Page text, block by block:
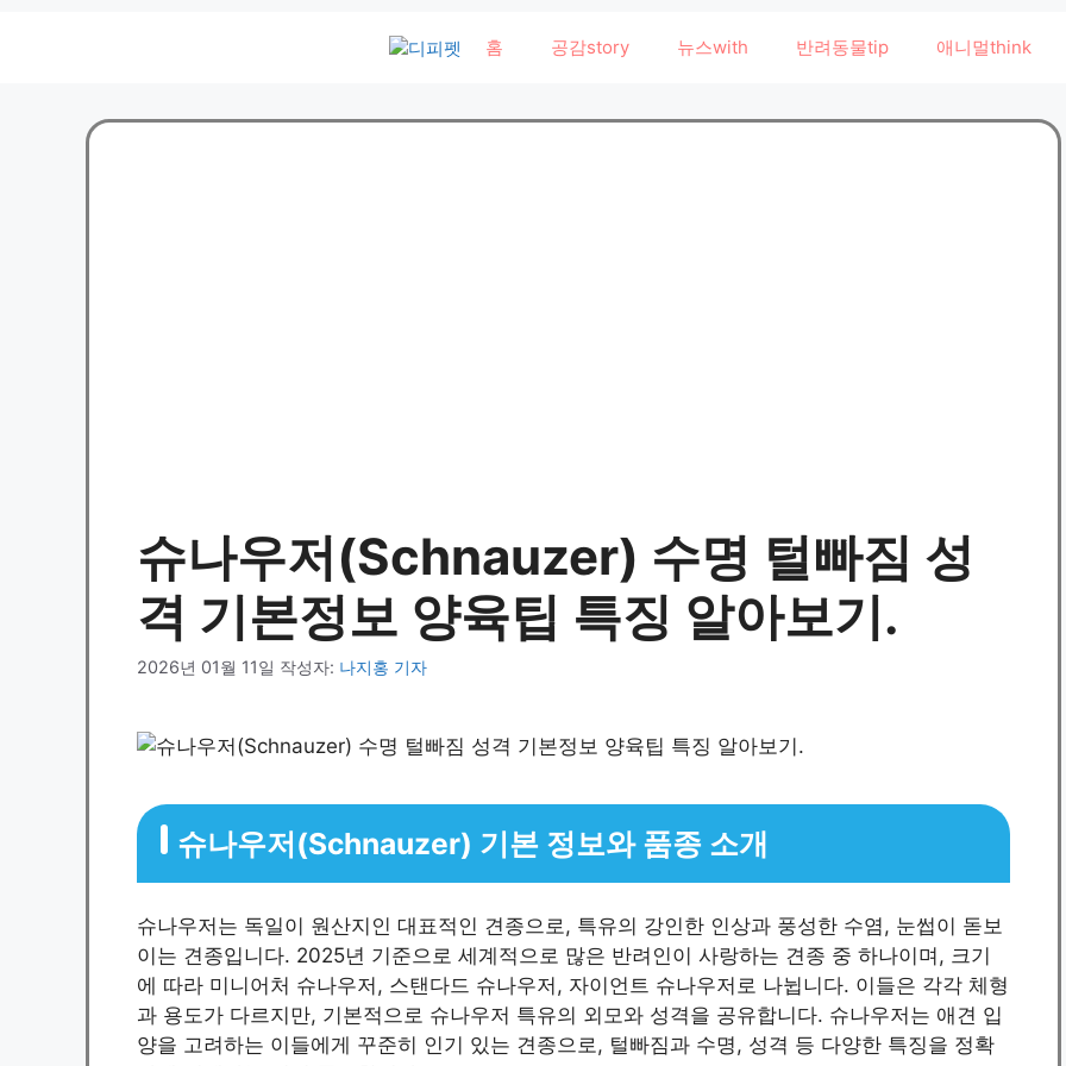
홈 공감story 뉴스with 반려동물tip 애니멀think
슈나우저(Schnauzer) 수명 털빠짐 성
격 기본정보 양육팁 특징 알아보기.
2026년 01월 11일 작성자: 나지홍 기자
슈나우저(Schnauzer) 기본 정보와 품종 소개
슈나우저는 독일이 원산지인 대표적인 견종으로, 특유의 강인한 인상과 풍성한 수염, 눈썹이 돋보
이는 견종입니다. 2025년 기준으로 세계적으로 많은 반려인이 사랑하는 견종 중 하나이며, 크기
에 따라 미니어처 슈나우저, 스탠다드 슈나우저, 자이언트 슈나우저로 나뉩니다. 이들은 각각 체형
과 용도가 다르지만, 기본적으로 슈나우저 특유의 외모와 성격을 공유합니다. 슈나우저는 애견 입
양을 고려하는 이들에게 꾸준히 인기 있는 견종으로, 털빠짐과 수명, 성격 등 다양한 특징을 정확